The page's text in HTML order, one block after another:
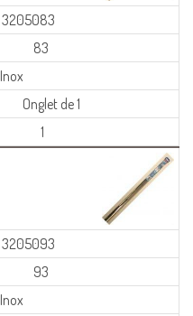
3205083
83
Inox
Onglet de 1
1
3205093
93
Inox